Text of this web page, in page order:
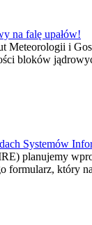
na falę upałów!
Meteorologii i
bloków
Systemów
planujemy
formularz, który